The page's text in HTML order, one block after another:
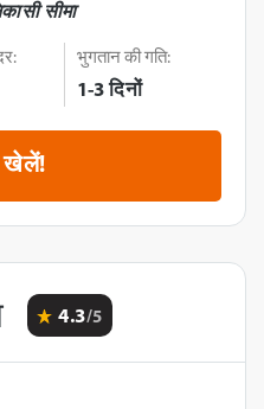
सीमा
भुगतान की गति:
1-3 दिनों
खेलें!
4.3/5